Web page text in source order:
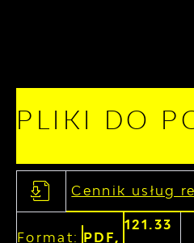
PLIKI DO
Cennik usług
Format: PDF,
121.33